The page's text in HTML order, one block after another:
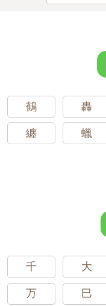
鶴 轟
纏 蠟
千 大
万 巳